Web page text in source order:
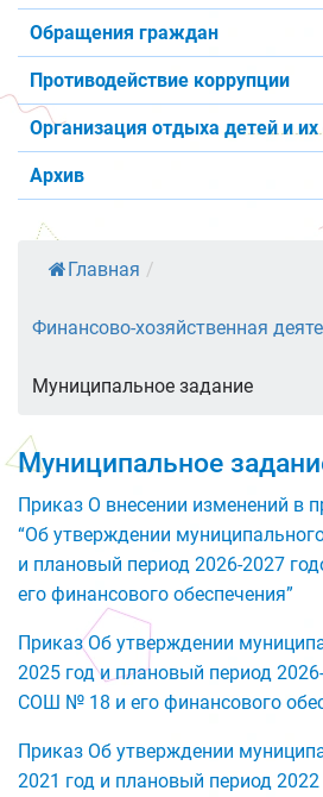
Обращения граждан
Противодействие коррупции
Организация отдыха детей и
Архив
Главная /
Финансово-хозяйственная
Муниципальное задание
Муниципальное
Приказ О внесении изменений в
“Об утверждении
и плановый период 2026-2027
его финансового обеспечения”
Приказ Об утверждении
2025 год и плановый период
СОШ № 18 и его финансового
Приказ Об утверждении
2021 год и плановый период